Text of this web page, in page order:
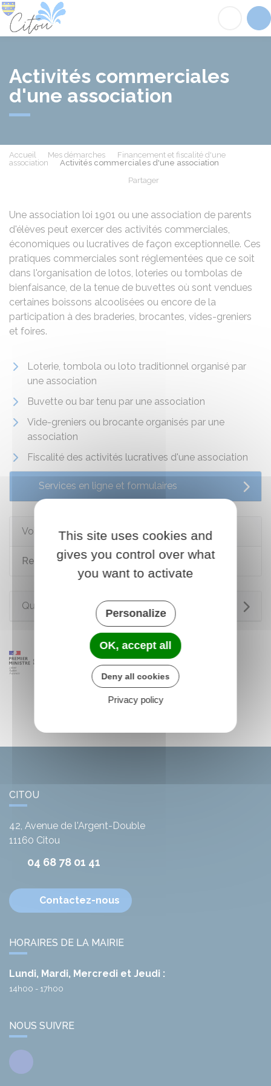
Activités commerciales
d'une association
Accueil Mes démarches
Financement et fiscalité d'une
association
Activités commerciales d'une association
Partager
Une association loi 1901 ou une association de parents
d'élèves peut exercer des activités commerciales,
économiques ou lucratives de façon exceptionnelle. Ces
pratiques commerciales sont réglementées que ce soit
dans l'organisation de lotos, loteries ou tombolas de
bienfaisance, de la tenue de buvettes où sont vendues
certaines boissons alcoolisées ou encore de la
participation à des braderies, brocantes, vides-greniers
et foires.
Loterie, tombola ou loto traditionnel organisé par
une association
Buvette ou bar tenu par une association
Vide-greniers ou brocante organisés par une
association
Fiscalité des activités lucratives d'une association
Services en ligne et formulaires
Voir aussi
Ressources financières d'une association
Questions ? Réponses !
CITOU
42, Avenue de l'Argent-Double
11160 Citou
04 68 78 01 41
Contactez-nous
HORAIRES DE LA MAIRIE
Lundi, Mardi, Mercredi et Jeudi :
14h00 - 17h00
NOUS SUIVRE
Facebook
This site uses cookies and
gives you control over what
you want to activate
Personalize
OK, accept all
Deny all cookies
Privacy policy